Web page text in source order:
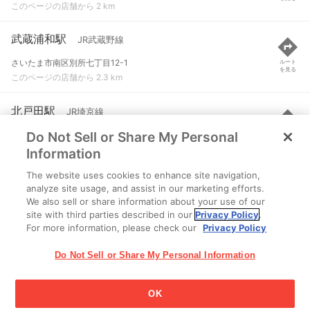
このページの店舗から 2 km
武蔵浦和駅 JR武蔵野線
さいたま市南区別所七丁目12-1
このページの店舗から 2.3 km
ルート
を見る
北戸田駅 JR埼京線
戸田市新曽字芦原
このページの店舗から 2.4 km
ルート
を見る
武蔵浦和駅
さいたま市南区別所七丁目12-1
このページの店舗から 2.4 km
江崎グリコ株式会社 Copyright © 2025 Ezaki Glico Co., Ltd.
Do Not Sell or Share My Personal
Information
The website uses cookies to enhance site navigation,
analyze site usage, and assist in our marketing efforts.
We also sell or share information about your use of our
site with third parties described in ourPrivacy Policy.
For more information, please check our Privacy Policy
Do Not Sell or Share My Personal Information
OK